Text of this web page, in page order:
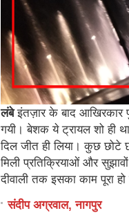
लंबेइंतज़ार के बाद आखिरकार
गयी। बेशक ये ट्रायल शो ही
दिल जीत ही लिया। कुछ छोटे
मिली प्रतिक्रियाओं और
दीवाली तक इसका काम पूरा
संदीप अग्रवाल, नागपुर